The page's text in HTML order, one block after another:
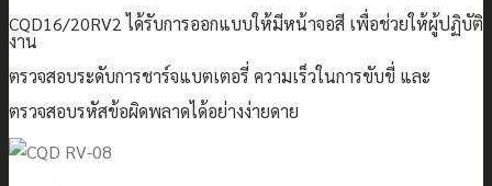
CQD16/20RV2 ได้รับการออกแบบให้มีหน้าจอสี เพื่อช่วยให้ผู้ปฏิบัติ
งาน
ตรวจสอบระดับการชาร์จแบตเตอรี่ ความเร็วในการขับขี่ และ
ตรวจสอบรหัสข้อผิดพลาดได้อย่างง่ายดาย